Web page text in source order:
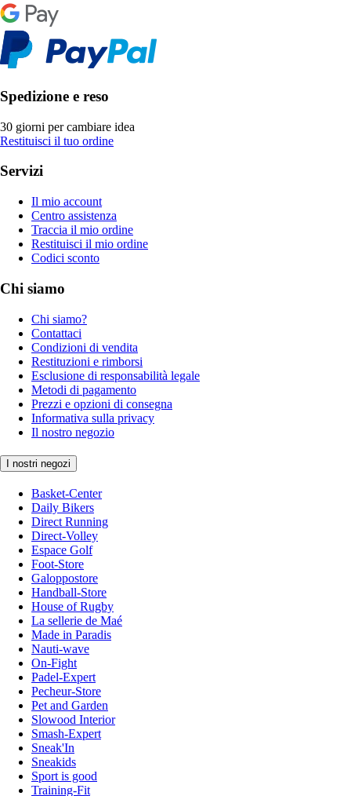
Spedizione e reso
30 giorni per cambiare idea
Restituisci il tuo ordine
Servizi
Il mio account
Centro assistenza
Traccia il mio ordine
Restituisci il mio ordine
Codici sconto
Chi siamo
Chi siamo?
Contattaci
Condizioni di vendita
Restituzioni e rimborsi
Esclusione di responsabilità legale
Metodi di pagamento
Prezzi e opzioni di consegna
Informativa sulla privacy
Il nostro negozio
I nostri negozi
Basket-Center
Daily Bikers
Direct Running
Direct-Volley
Espace Golf
Foot-Store
Galoppostore
Handball-Store
House of Rugby
La sellerie de Maé
Made in Paradis
Nauti-wave
On-Fight
Padel-Expert
Pecheur-Store
Pet and Garden
Slowood Interior
Smash-Expert
Sneak'In
Sneakids
Sport is good
Training-Fit